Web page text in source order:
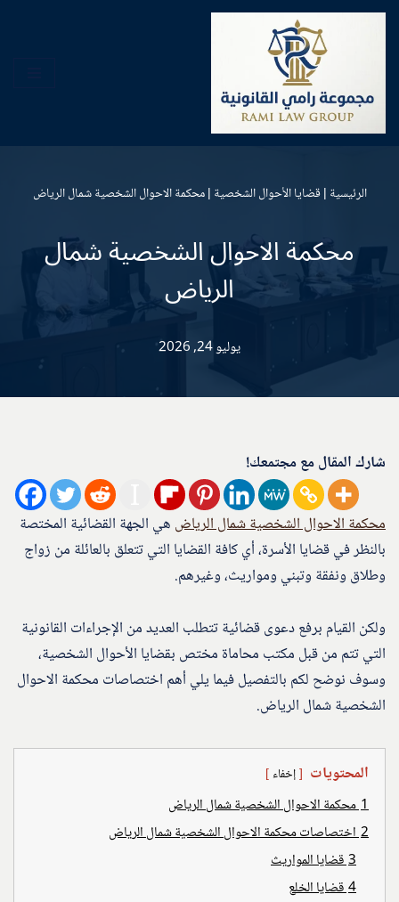
المحتوى
الرئيسية |قضايا الأحوال الشخصية |محكمة الاحوال الشخصية شمال الرياض
محكمة الاحوال الشخصية شمال
الرياض
يوليو 24, 2026
شارك المقال مع مجتمعك!
محكمة الاحوال الشخصية شمال الرياض هي الجهة القضائية المختصة
بالنظر في قضايا الأسرة، أي كافة القضايا التي تتعلق بالعائلة من زواج
وطلاق ونفقة وتبني ومواريث، وغيرهم.
ولكن القيام برفع دعوى قضائية تتطلب العديد من الإجراءات القانونية
التي تتم من قبل مكتب محاماة مختص بقضايا الأحوال الشخصية،
وسوف نوضح لكم بالتفصيل فيما يلي أهم اختصاصات محكمة الاحوال
الشخصية شمال الرياض.
المحتويات إخفاء
1محكمة الاحوال الشخصية شمال الرياض
2اختصاصات محكمة الاحوال الشخصية شمال الرياض
3قضايا المواريث
4قضايا الخلع